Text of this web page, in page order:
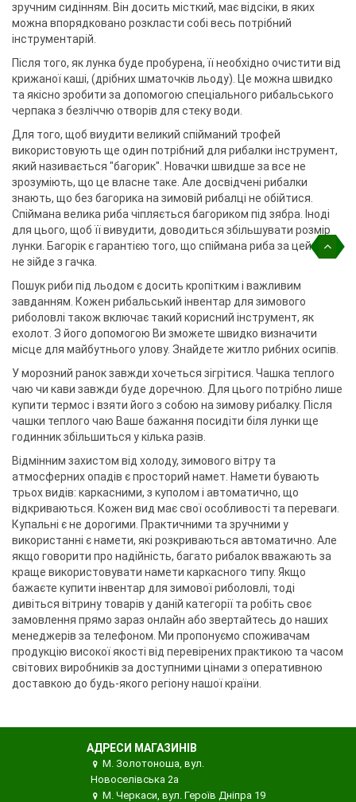
зручним сидінням. Він досить місткий, має відсіки, в яких
можна впорядковано розкласти собі весь потрібний
інструментарій.
Після того, як лунка буде пробурена, її необхідно очистити від
крижаної каші, (дрібних шматочків льоду). Це можна швидко
та якісно зробити за допомогою спеціального рибальського
черпака з безліччю отворів для стеку води.
Для того, щоб виудити великий спійманий трофей
використовують ще один потрібний для рибалки інструмент,
який називається "багорик". Новачки швидше за все не
зрозуміють, що це власне таке. Але досвідчені рибалки
знають, що без багорика на зимовій рибалці не обійтися.
Спіймана велика риба чіпляється багориком під зябра. Іноді
для цього, щоб її вивудити, доводиться збільшувати розмір
лунки. Багорік є гарантією того, що спіймана риба за цей час
не зійде з гачка.
Пошук риби під льодом є досить кропітким і важливим
завданням. Кожен рибальський інвентар для зимового
риболовлі також включає такий корисний інструмент, як
ехолот. З його допомогою Ви зможете швидко визначити
місце для майбутнього улову. Знайдете житло рибних осипів.
У морозний ранок завжди хочеться зігрітися. Чашка теплого
чаю чи кави завжди буде доречною. Для цього потрібно лише
купити термос і взяти його з собою на зимову рибалку. Після
чашки теплого чаю Ваше бажання посидіти біля лунки ще
годинник збільшиться у кілька разів.
Відмінним захистом від холоду, зимового вітру та
атмосферних опадів є просторий намет. Намети бувають
трьох видів: каркасними, з куполом і автоматично, що
відкриваються. Кожен вид має свої особливості та переваги.
Купальні є не дорогими. Практичними та зручними у
використанні є намети, які розкриваються автоматично. Але
якщо говорити про надійність, багато рибалок вважають за
краще використовувати намети каркасного типу. Якщо
бажаєте купити інвентар для зимової риболовлі, тоді
дивіться вітрину товарів у даній категорії та робіть своє
замовлення прямо зараз онлайн або звертайтесь до наших
менеджерів за телефоном. Ми пропонуємо споживачам
продукцію високої якості від перевірених практикою та часом
світових виробників за доступними цінами з оперативною
доставкою до будь-якого регіону нашої країни.
АДРЕСИ МАГАЗИНІВ
М. Золотоноша, вул.
Новоселівська 2а
М. Черкаси, вул. Героїв Дніпра 19